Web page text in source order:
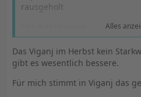
rausgeholt
8 Tage Finne, foil wäre nicht
Die winger hatten soviel
reingeplumpst
Alles
Das Viganj im Herbst kein
gibt es wesentlich bessere.
Für mich stimmt in Viganj das